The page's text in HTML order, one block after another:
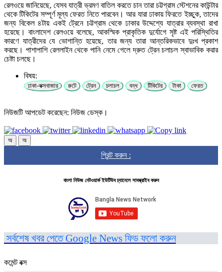
রেলওয়ে জানিয়েছে, যেসব যাত্রী ভ্রমণ বাতিল করতে চান তারা চট্টগ্রাম স্টেশনের কাউন্টার
থেকে টিকিটের সম্পূর্ণ মূল্য ফেরত নিতে পারবেন। আর যারা ঢাকায় ফিরতে ইচ্ছুক, তাদের
জন্য বিকেল ৪টায় একই ট্রেনে চট্টগ্রাম থেকে ঢাকার উদ্দেশ্যে যাত্রার ব্যবস্থা রাখা
হয়েছে। বাংলাদেশ রেলওয়ে বলেছে, আকস্মিক প্রাকৃতিক দুর্যোগে সৃষ্ট এই পরিস্থিতির
কারণে যাত্রীদের যে ভোগান্তি হয়েছে, তার জন্য তারা আন্তরিকভাবে দুঃখ প্রকাশ
করছে। পাশাপাশি রেললাইন থেকে পানি নেমে গেলে দ্রুত ট্রেন চলাচল স্বাভাবিক করার
চেষ্টা চলছে।
বিষয়:
ঢাকা-কক্সবাজার রুটে ট্রেন চলাচল বন্ধ টিকিটের টাকা ফেরত
নিউজটি আপডেট করেছেন: নিউজ ডেস্ক।
অ অ
প্রিন্ট করুন :
বাংলা নিউজ নেটওয়ার্ক ইউটিউব চ্যানেলে সাবস্ক্রাইব করুন
সর্বশেষ খবর পেতে Google News ফিড ফলো করুন
কমেন্ট বক্স